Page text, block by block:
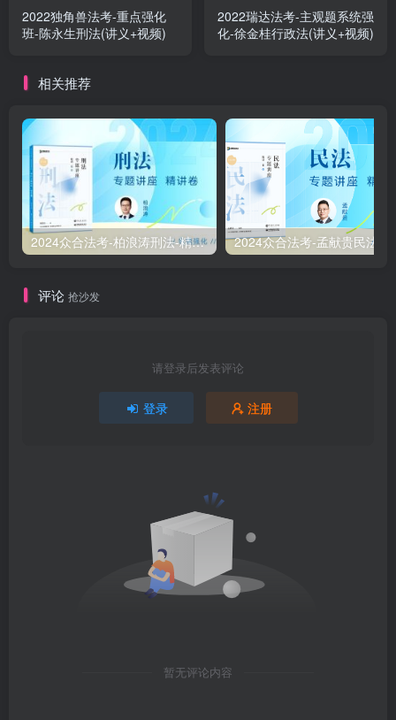
2022独角兽法考-重点强化
班-陈永生刑法(讲义+视频)
￼2022瑞达法考-主观题系统强
化-徐金桂行政法(讲义+视频)
相关推荐
2024众合法考-柏浪涛刑法-精讲卷pdf电子版（附视频1-76全）
评论 抢沙发
请登录后发表评论
登录 注册
暂无评论内容